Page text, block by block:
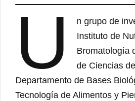
U
n grupo de
Instituto de
Bromatología
de Ciencias
Departamento de Bases
Tecnología de Alimentos y